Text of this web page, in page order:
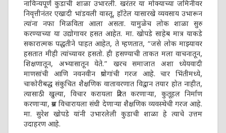
नाविन्यपूर्ण कुडाची शाळा उभारली. खरंतर या मोक्याच्या जमिनीवर
निवृत्तीनंतर एखादी भांडवली वास्तू, हॉटेल यासारखे व्यवसाय उभारून
त्यांना नफा मिळविता आला असता. यामुळेच लोक शाळा सुरु
करण्याच्या या उद्योगावर हसत आहेत. मा. खोपडे साहेब मात्र याकडे
सकारात्मक पद्धतीने पाहत आहेत, ते म्हणतात, “जसे लोक माझ्यावर
हसतात मीही त्यांच्यावर हसतो. ही हसण्याची ताकत मला वाचनातून,
शिक्षणातून, अभ्यासातून येते.” खरच समाजात अशा ध्येयवादी
माणसांची आणि नवनवीन प्रयोगांची गरज आहे. चार भिंतीमध्ये,
चाकोरीबद्ध संकुचित शैक्षणिक वातावरणात विद्वान तयार होत नाहीत,
त्यासाठी खुल्या, विचार करायला प्रेरित करणाऱ्या, कुतूहल निर्माण
करणाऱ्या, प्रश्न विचारायला संधी देणाऱ्या शैक्षणिक व्यवस्थेची गरज आहे.
मा. सुरेश खोपडे यांनी उभारलेली कुडाची शाळा हे त्याचे उत्तम
उदाहरण आहे.